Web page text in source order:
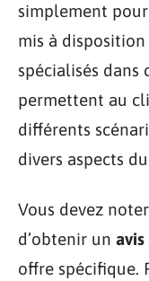
simplement
mis à
spécialisés dans
permettent au
différents
divers aspects
Vous devez
d’obtenir un
offre spécifique.